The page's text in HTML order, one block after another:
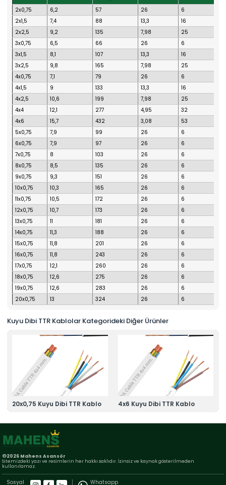
2x0,75 6,2 57 26
6
2x1,5
7,4 88 13,3
16
2x2,5
9,2 135 7,98
25
3x0,75
6,5 66 26
6
3x1,5
8,1 107 13,3
16
3x2,5
9,8 165 7,98
25
4x0,75
7,1 79 26
6
4x1,5
9 133 13,3
16
4x2,5
10,6 199 7,98
25
4x4
12,1 277 4,95
32
4x6
15,7 432 3,08
53
5x0,75
7,9 99 26
6
6x0,75
7,9 97 26
6
7x0,75
8 103 26
6
8x0,75
8,5 135 26
6
9x0,75
9,3 151 26
6
10x0,75
10,3 165 26
6
11x0,75
10,5 172 26
6
12x0,75
10,7 173 26
6
13x0,75
11 181 26
6
14x0,75
11,3 188 26
6
15x0,75
11,8 201 26
6
16x0,75
11,8 243 26
6
17x0,75
12,1 260 26
6
18x0,75
12,6 275 26
6
19x0,75
12,6 283 26
6
20x0,75
13 324 26 6
Kuyu Dibi TTR Kablolar Kategorideki Diğer Ürünler
20x0,75 Kuyu Dibi TTR Kablo 4x6 Kuyu Dibi TTR Kablo
©2026 Mahens Asansör
Sitemizdeki yazı ve resimlerin her hakkı saklıdır. İzinsiz ve kaynak gösterilmeden
kullanılamaz.
Sosyal Whatsapp